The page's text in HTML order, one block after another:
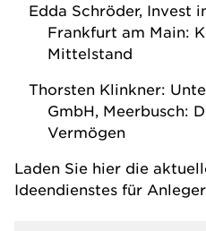
Edda Schröder, Invest
Frankfurt am Main:
Mittelstand
Thorsten Klinkner:
GmbH, Meerbusch:
Vermögen
Laden Sie hier die
Ideendienstes für